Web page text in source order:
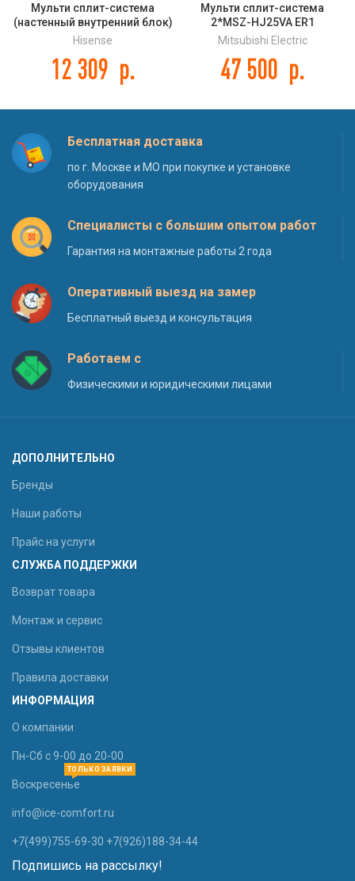
Мульти сплит-система
(настенный внутренний блок)
Hisense AMS-12UR4SVEDB65
Hisense
12 309 р.
Мульти сплит-система
2*MSZ-HJ25VA ER1
Mitsubishi Electric
47 500 р.
Бесплатная доставка
по г. Москве и МО при покупке и установке
оборудования
Специалисты с большим опытом работ
Гарантия на монтажные работы 2 года
Оперативный выезд на замер
Бесплатный выезд и консультация
Работаем с
Физическими и юридическими лицами
ДОПОЛНИТЕЛЬНО
Бренды
Наши работы
Прайс на услуги
СЛУЖБА ПОДДЕРЖКИ
Возврат товара
Монтаж и сервис
Отзывы клиентов
Правила доставки
ИНФОРМАЦИЯ
О компании
Пн-Сб с 9-00 до 20-00
Воскресенье
ТОЛЬКО ЗАЯВКИ
info@ice-comfort.ru
+7(499)755-69-30 +7(926)188-34-44
Подпишись на рассылку!